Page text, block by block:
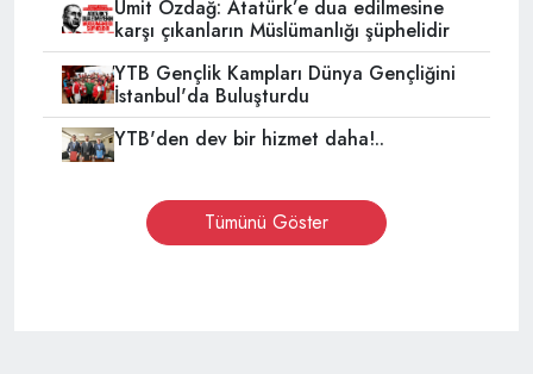
Ümit Özdağ: Atatürk’e dua edilmesine
karşı çıkanların Müslümanlığı şüphelidir
YTB Gençlik Kampları Dünya Gençliğini
İstanbul'da Buluşturdu
YTB'den dev bir hizmet daha!..
Tümünü Göster